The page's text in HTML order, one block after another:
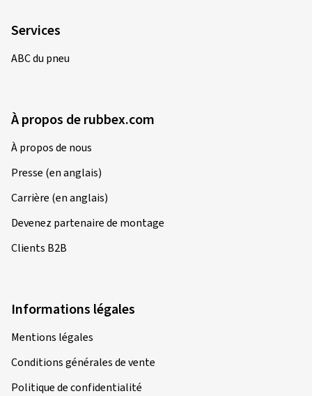
Services
ABC du pneu
À propos de rubbex.com
À propos de nous
Presse (en anglais)
Carrière (en anglais)
Devenez partenaire de montage
Clients B2B
Informations légales
Mentions légales
Conditions générales de vente
Politique de confidentialité